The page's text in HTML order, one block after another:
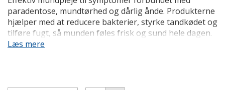
paradentose, mundtørhed og dårlig ånde. Produkterne
hjælper med at reducere bakterier, styrke tandkødet og
tilføre fugt, så munden føles frisk og sund hele dagen.
Ideelle til at opretholde en god mundhygiejne og
Læs mere